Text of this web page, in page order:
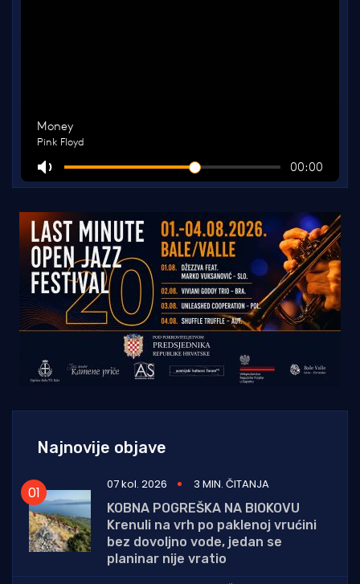
Najnovije objave
07 kol. 2026
3 MIN. ČITANJA
KOBNA POGREŠKA NA BIOKOVU
Krenuli na vrh po paklenoj vrućini
bez dovoljno vode, jedan se
planinar nije vratio